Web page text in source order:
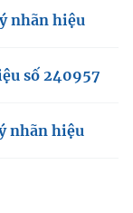
Công nghệ.
lại thông tin từ
nhãn hiệu
số 240957
nhãn hiệu